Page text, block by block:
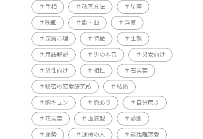
手相 改善方法 星座
映画 歌・曲 浮気
深層心理 特徴 生態
用語解説 男の本音 男女向け
男性向け 相性 石言葉
秘密の恋愛研究所 結婚
胸キュン 脈あり 自分磨き
花言葉 血液型 診断
運勢 運命の人 遠距離恋愛